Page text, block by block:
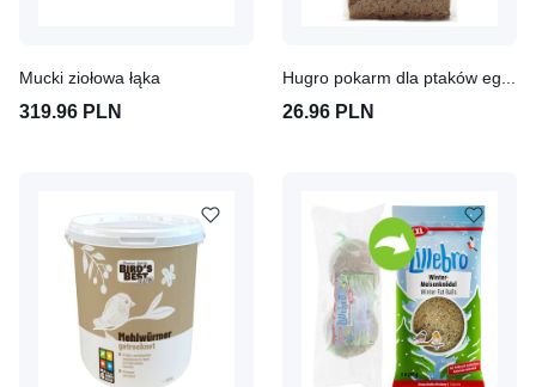
Mucki ziołowa łąka
319.96 PLN 26.96 PLN